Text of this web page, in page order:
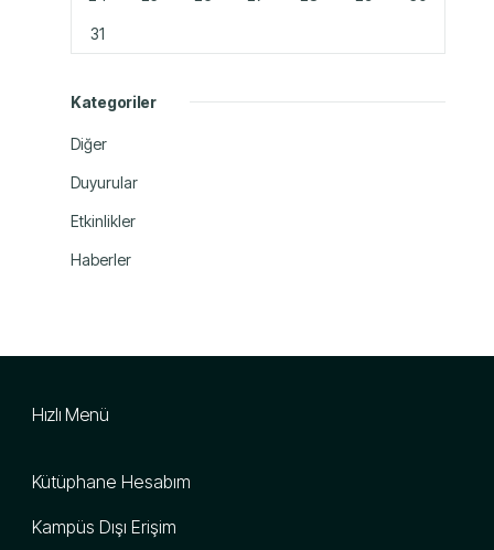
31
Kategoriler
Diğer
Duyurular
Etkinlikler
Haberler
Hızlı Menü
Kütüphane Hesabım
Kampüs Dışı Erişim